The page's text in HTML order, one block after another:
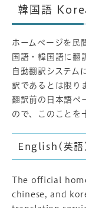
韓国語
ホームページを民
国語・韓国語に翻
自動翻訳システム
訳であるとは限り
翻訳前の日本語ペ
ので、このことを
English(英語
The official
chinese, and